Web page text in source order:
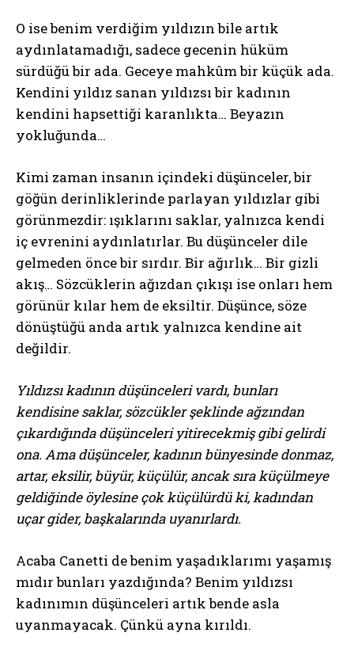
O ise benim verdiğim yıldızın bile artık
aydınlatamadığı, sadece gecenin hüküm
sürdüğü bir ada. Geceye mahkûm bir küçük ada.
Kendini yıldız sanan yıldızsı bir kadının
kendini hapsettiği karanlıkta… Beyazın
yokluğunda…
Kimi zaman insanın içindeki düşünceler, bir
göğün derinliklerinde parlayan yıldızlar gibi
görünmezdir: ışıklarını saklar, yalnızca kendi
iç evrenini aydınlatırlar. Bu düşünceler dile
gelmeden önce bir sırdır. Bir ağırlık… Bir gizli
akış… Sözcüklerin ağızdan çıkışı ise onları hem
görünür kılar hem de eksiltir. Düşünce, söze
dönüştüğü anda artık yalnızca kendine ait
değildir.
Yıldızsı kadının düşünceleri vardı, bunları
kendisine saklar, sözcükler şeklinde ağzından
çıkardığında düşünceleri yitirecekmiş gibi gelirdi
ona. Ama düşünceler, kadının bünyesinde donmaz,
artar, eksilir, büyür, küçülür, ancak sıra küçülmeye
geldiğinde öylesine çok küçülürdü ki, kadından
uçar gider, başkalarında uyanırlardı.
Acaba Canetti de benim yaşadıklarımı yaşamış
mıdır bunları yazdığında? Benim yıldızsı
kadınımın düşünceleri artık bende asla
uyanmayacak. Çünkü ayna kırıldı.